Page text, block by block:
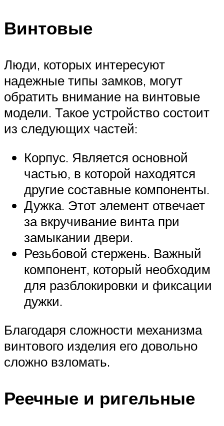
Винтовые
Люди, которых интересуют
надежные типы замков, могут
обратить внимание на винтовые
модели. Такое устройство состоит
из следующих частей:
Корпус. Является основной
частью, в которой находятся
другие составные компоненты.
Дужка. Этот элемент отвечает
за вкручивание винта при
замыкании двери.
Резьбовой стержень. Важный
компонент, который необходим
для разблокировки и фиксации
дужки.
Благодаря сложности механизма
винтового изделия его довольно
сложно взломать.
Реечные и ригельные